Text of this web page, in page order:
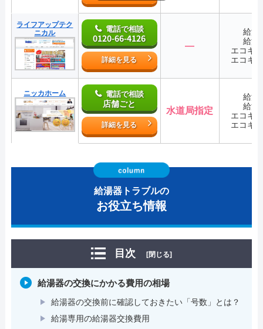
ライフアップテク
ニカル
電話で相談
0120-66-4126
詳細を見る
―
給湯
給湯
エコキ
エコキ
ニッカホーム 電話で相談
店舗ごと
詳細を見る
水道局指定
給湯
給湯
エコキ
エコキ
給湯器トラブルの
お役立ち情報
目次 [閉じる]
給湯器の交換にかかる費用の相場
給湯器の交換前に確認しておきたい「号数」とは？
給湯専用の給湯器交換費用